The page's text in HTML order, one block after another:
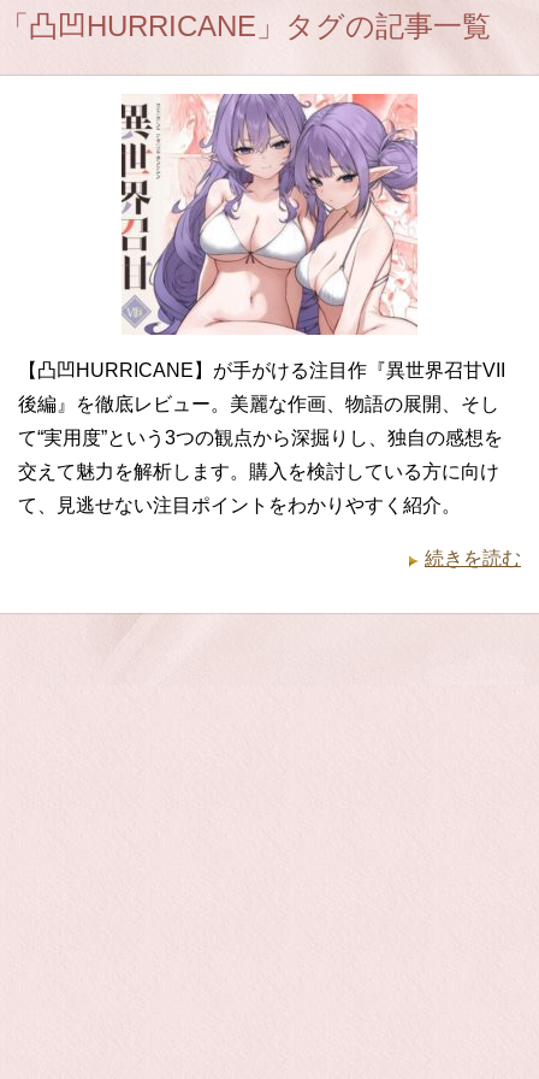
「凸凹HURRICANE」タグの記事一覧
【凸凹HURRICANE】が手がける注目作『異世界召甘VII
後編』を徹底レビュー。美麗な作画、物語の展開、そし
て“実用度”という3つの観点から深掘りし、独自の感想を
交えて魅力を解析します。購入を検討している方に向け
て、見逃せない注目ポイントをわかりやすく紹介。
続きを読む